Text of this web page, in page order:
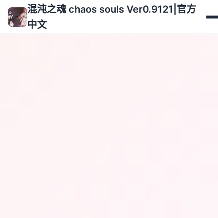
混沌之魂 chaos souls Ver0.9121|官方
中文